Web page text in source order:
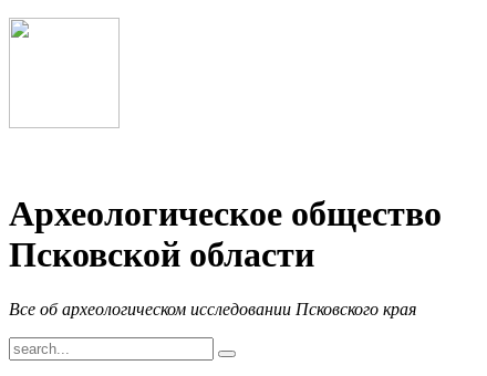
Археологическое общество
Псковской области
Все об археологическом исследовании Псковского края